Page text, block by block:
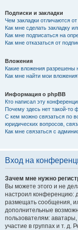
Подписки и закладки
Чем закладки отличаются
Как мне сделать закладку
Как мне подписаться на
Как мне отказаться от
Вложения
Какие вложения разрешены
Как мне найти мои
Информация о phpBB
Кто написал эту
Почему здесь нет такой-то
С кем можно связаться по
юридических вопросов,
Как мне связаться с
Вход на
Зачем мне нужно
Вы можете этого и не
настроил конференцию:
размещать сообщения,
дополнительные
пользователям:
участие в группах и т. д.